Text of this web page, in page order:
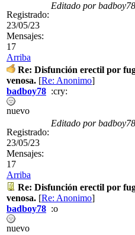
Registrado:
23/05/23
Mensajes:
17
Editado por
Arriba
Re: Disfunción erectil por
venosa. [Re: Anonimo]
badboy78
nuevo
Registrado:
23/05/23
Mensajes:
17
:cry:
Editado por
Arriba
Re: Disfunción erectil por
venosa. [Re: Anonimo]
badboy78
nuevo
:o